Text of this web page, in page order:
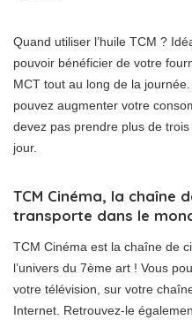
Quand utiliser l’huile TCM ?
pouvoir bénéficier de votre
MCT tout au long de la
pouvez augmenter votre
devez pas prendre plus de
jour.
TCM Cinéma, la chaîne
transporte dans le
TCM Cinéma est la chaîne de
l’univers du 7ème art ! Vous
votre télévision, sur votre
Internet. Retrouvez-le